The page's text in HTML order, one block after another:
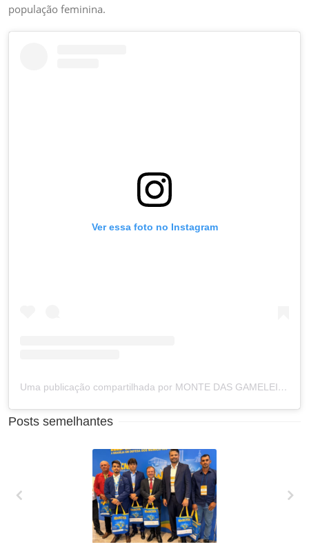
população feminina.
Ver essa foto no Instagram
Uma publicação compartilhada por MONTE DAS GAMELEIRAS RN (@prefeituramdg)
Posts semelhantes
XXVII MARCHA EM